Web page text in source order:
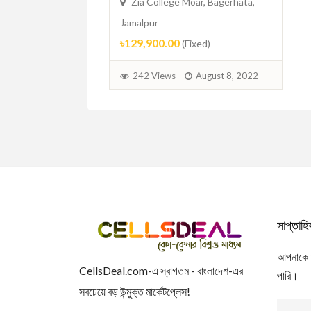
Jamalpur
৳129,900.00(Fixed)
242 Views August 8, 2022
CellsDeal.com-এ স্বাগতম - বাংলাদেশ-এর
সবচেয়ে বড় উন্মুক্ত মার্কেটপ্লেস!
আপনাকে
পারি।